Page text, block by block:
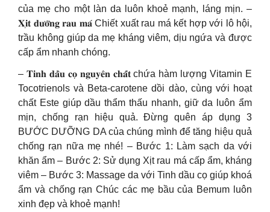
của mẹ cho một làn da luôn khoẻ mạnh, láng mịn. –
𝐗𝐢̣𝐭 𝐝𝐮̛𝐨̛̃𝐧𝐠 𝐫𝐚𝐮 𝐦𝐚́ Chiết xuất rau má kết hợp với lô hội,
trầu không giúp da mẹ kháng viêm, dịu ngứa và được
cấp ẩm nhanh chóng.
– 𝐓𝐢𝐧𝐡 𝐝𝐚̂̀𝐮 𝐜𝐨̣ 𝐧𝐠𝐮𝐲𝐞̂𝐧 𝐜𝐡𝐚̂́𝐭 chứa hàm lượng Vitamin E
Tocotrienols và Beta-carotene dồi dào, cùng với hoạt
chất Este giúp dầu thẩm thấu nhanh, giữ da luôn ẩm
mịn, chống rạn hiệu quả. Đừng quên áp dụng 3
BƯỚC DƯỠNG DA của chúng mình để tăng hiệu quả
chống rạn nữa mẹ nhé! – Bước 1: Làm sạch da với
khăn ẩm – Bước 2: Sử dụng Xịt rau má cấp ẩm, kháng
viêm – Bước 3: Massage da với Tinh dầu cọ giúp khoá
ẩm và chống rạn Chúc các mẹ bầu của Bemum luôn
xinh đẹp và khoẻ mạnh!